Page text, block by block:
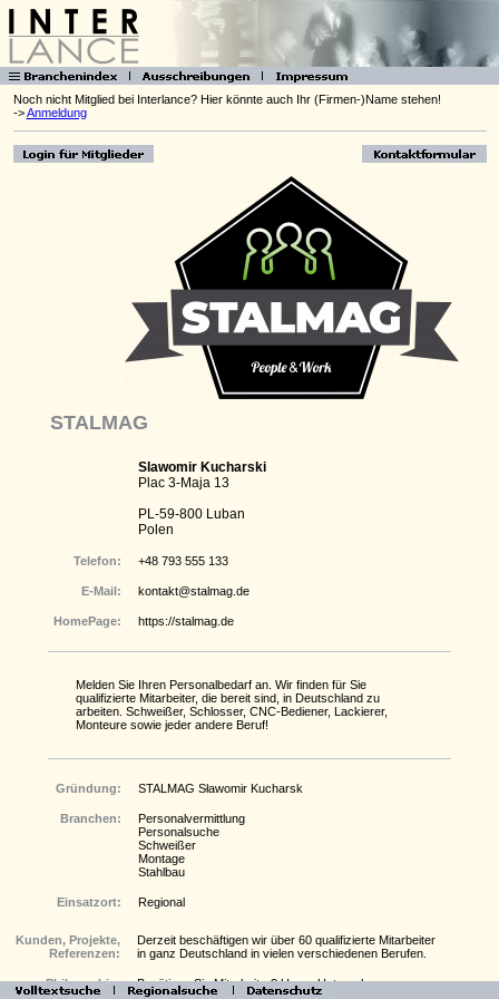
Noch nicht Mitglied bei Interlance? Hier könnte auch Ihr (Firmen-)Name stehen!
->Anmeldung
STALMAG
Slawomir Kucharski
Plac 3-Maja 13
PL-59-800 Luban
Polen
Telefon: +48 793 555 133
E-Mail: kontakt@stalmag.de
HomePage: https://stalmag.de
Melden Sie Ihren Personalbedarf an. Wir finden für Sie
qualifizierte Mitarbeiter, die bereit sind, in Deutschland zu
arbeiten. Schweißer, Schlosser, CNC-Bediener, Lackierer,
Monteure sowie jeder andere Beruf!
Gründung: STALMAG Sławomir Kucharsk
Branchen:
Personalvermittlung
Personalsuche
Schweißer
Montage
Stahlbau
Einsatzort: Regional
Kunden, Projekte,
Referenzen:
Derzeit beschäftigen wir über 60 qualifizierte Mitarbeiter
in ganz Deutschland in vielen verschiedenen Berufen.
Philosophie:
Benötigen Sie Mitarbeiter? Unser Unternehmen